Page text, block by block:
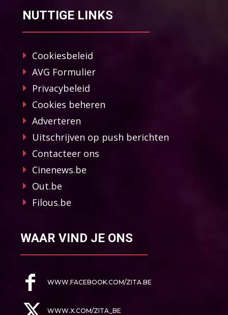
NUTTIGE LINKS
Cookiesbeleid
AVG Formulier
Privacybeleid
Cookies beheren
Adverteren
Uitschrijven op push berichten
Contacteer ons
Cinenews.be
Out.be
Filous.be
WAAR VIND JE ONS
WWW.FACEBOOK.COM/ZITA.BE
WWW.X.COM/ZITA_BE